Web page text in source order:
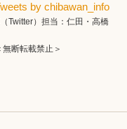
by chibawan_info
Twitter）担当：仁田・高橋
無断転載禁止＞